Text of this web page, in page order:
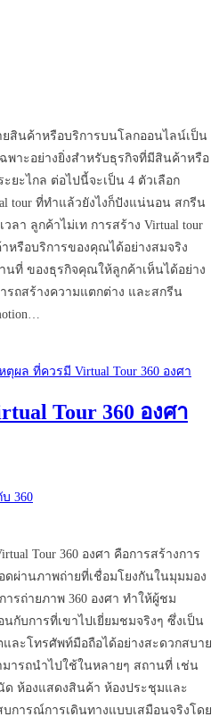
ยสินค้าหรือบริการบนโลกออนไลน์เป็น
พาะอย่างยิ่งสำหรับธุรกิจที่มีสินค้าหรือ
ยะไกล ต่อไปนี้จะเป็น 4 ตัวเลือก
tour ที่ทำแล้วยังไงก็ปังแน่นอน สกรีน
ลา ลูกค้าไม่เท การสร้าง Virtual tour
หรือบริการของคุณได้อย่างสมจริง
นที่ ของธุรกิจคุณให้ลูกค้าเห็นได้อย่าง
ถสร้างความแตกต่าง และสกรีน
Tour 360 องศา
360
Tour 360 องศา คือการสร้างการ
ผ่านภาพถ่ายที่เชื่อมโยงกันในมุมมอง
ารถ่ายภาพ 360 องศา ทำให้ผู้ชม
กับการที่เขาไปเยี่ยมชมจริงๆ ซึ่งเป็น
ละโทรศัพท์มือถือได้อย่างสะดวกสบาย
มารถนำไปใช้ในหลายๆ สถานที่ เช่น
ด ห้องแสดงสินค้า ห้องประชุมและ
การณ์การเดินทางแบบเสมือนจริงโดย